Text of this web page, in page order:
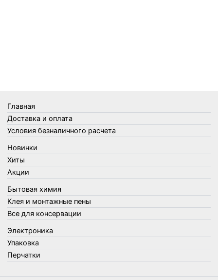
Товары для кухни
Товары для сада и огорода
Товары для туризма и отдыха
Упаковка
Утеплители и прочее
Фонари, лампы и удлинители
Хозяйственные товары
Швабры, стекломои, черенки и насадки
Шнуры, веревки и шпагаты
Электроника
Элементы питания
Главная
Доставка и оплата
Условия безналичного расчета
Новинки
Хиты
Акции
Бытовая химия
Клея и монтажные пены
Все для консервации
Электроника
Упаковка
Перчатки